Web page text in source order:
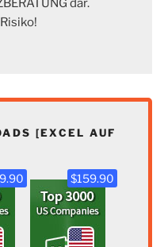
dar.
[EXCEL AUF
$159.90